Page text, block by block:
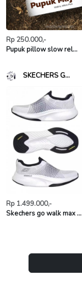
Rp 250.000,-
Pupuk pillow slow rel...
SKECHERS G...
Rp 1.499.000,-
Skechers go walk max ...